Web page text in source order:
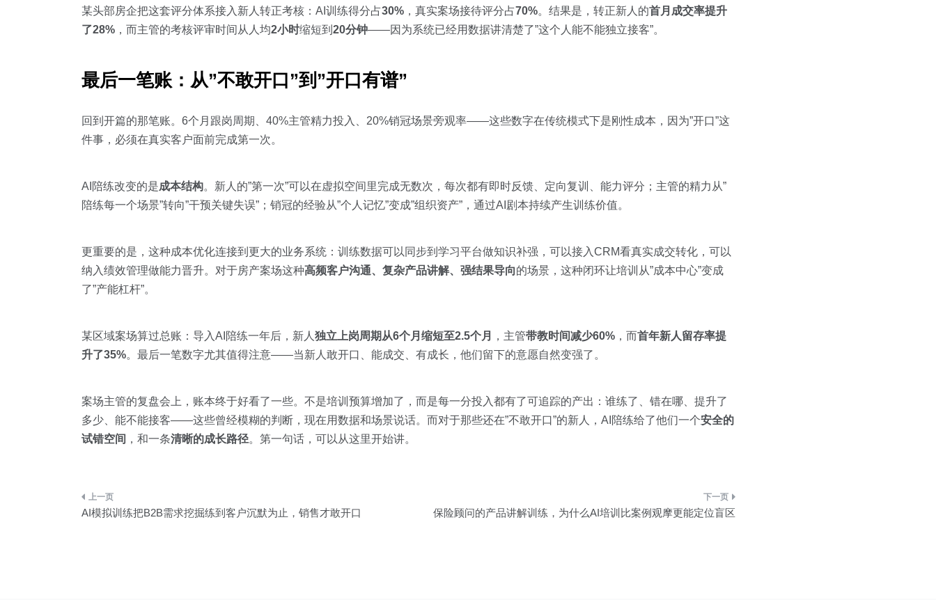
某头部房企把这套评分体系接入新人转正考核：AI训练得分占30% ，真实案场接待评分占70%。结果是，转正新人的首月成交率提升
了28% ，而主管的考核评审时间从人均2小时缩短到 20分钟——因为系统已经用数据讲清楚了”这个人能不能独立接客”。
最后一笔账：从”不敢开口”到”开口有谱”
回到开篇的那笔账。6个月跟岗周期、40%主管精力投入、20%销冠场景旁观率——这些数字在传统模式下是刚性成本，因为”开口”这
件事，必须在真实客户面前完成第一次。
AI陪练改变的是成本结构。新人的”第一次”可以在虚拟空间里完成无数次，每次都有即时反馈、定向复训、能力评分；主管的精力从”
陪练每一个场景”转向”干预关键失误”；销冠的经验从”个人记忆”变成”组织资产”，通过AI剧本持续产生训练价值。
更重要的是，这种成本优化连接到更大的业务系统：训练数据可以同步到学习平台做知识补强，可以接入CRM看真实成交转化，可以
纳入绩效管理做能力晋升。对于房产案场这种高频客户沟通、复杂产品讲解、强结果导向的场景，这种闭环让培训从”成本中心”变成
了”产能杠杆”。
某区域案场算过总账：导入AI陪练一年后，新人 独立上岗周期从6个月缩短至2.5个月 ，主管带教时间减少60% ，而首年新人留存率提
升了35%。最后一笔数字尤其值得注意——当新人敢开口、能成交、有成长，他们留下的意愿自然变强了。
案场主管的复盘会上，账本终于好看了一些。不是培训预算增加了，而是每一分投入都有了可追踪的产出：谁练了、错在哪、提升了
多少、能不能接客——这些曾经模糊的判断，现在用数据和场景说话。而对于那些还在”不敢开口”的新人，AI陪练给了他们一个安全的
试错空间 ，和一条清晰的成长路径。第一句话，可以从这里开始讲。
文
AI模拟训练把B2B需求挖掘练到客户沉默为止，销售才敢开口 保险顾问的产品讲解训练，为什么AI培训比案例观摩更能定位盲区